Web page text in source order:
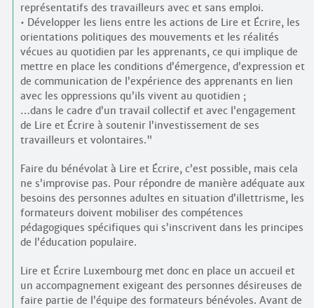
représentatifs des travailleurs avec et sans emploi.
• Développer les liens entre les actions de Lire et Écrire, les
orientations politiques des mouvements et les réalités
vécues au quotidien par les apprenants, ce qui implique de
mettre en place les conditions d’émergence, d’expression et
de communication de l’expérience des apprenants en lien
avec les oppressions qu’ils vivent au quotidien ;
…dans le cadre d’un travail collectif et avec l’engagement
de Lire et Écrire à soutenir l’investissement de ses
travailleurs et volontaires."
Faire du bénévolat à Lire et Écrire, c’est possible, mais cela
ne s’improvise pas. Pour répondre de manière adéquate aux
besoins des personnes adultes en situation d’illettrisme, les
formateurs doivent mobiliser des compétences
pédagogiques spécifiques qui s’inscrivent dans les principes
de l’éducation populaire.
Lire et Écrire Luxembourg met donc en place un accueil et
un accompagnement exigeant des personnes désireuses de
faire partie de l’équipe des formateurs bénévoles. Avant de